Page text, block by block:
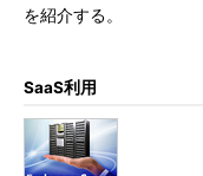
を紹介する。
SaaS利用